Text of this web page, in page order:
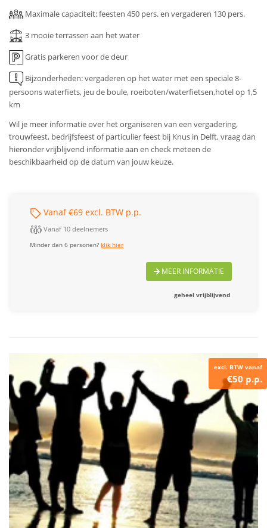
Maximale capaciteit: feesten 450 pers. en vergaderen 130 pers.
3 mooie terrassen aan het water
Gratis parkeren voor de deur
Bijzonderheden: vergaderen op het water met een speciale 8-
persoons waterfiets, jeu de boule, roeiboten/waterfietsen,hotel op 1,5
km
Wil je meer informatie over het organiseren van een vergadering,
trouwfeest, bedrijfsfeest of particulier feest bij Knus in Delft, vraag dan
hieronder vrijblijvend informatie aan en check meteen de
beschikbaarheid op de datum van jouw keuze.
Vanaf €69 excl. BTW p.p.
Vanaf 10 deelnemers
Minder dan 6 personen?klik hier
MEER INFORMATIE
geheel vrijblijvend
excl. BTW vanaf
€50 p.p.